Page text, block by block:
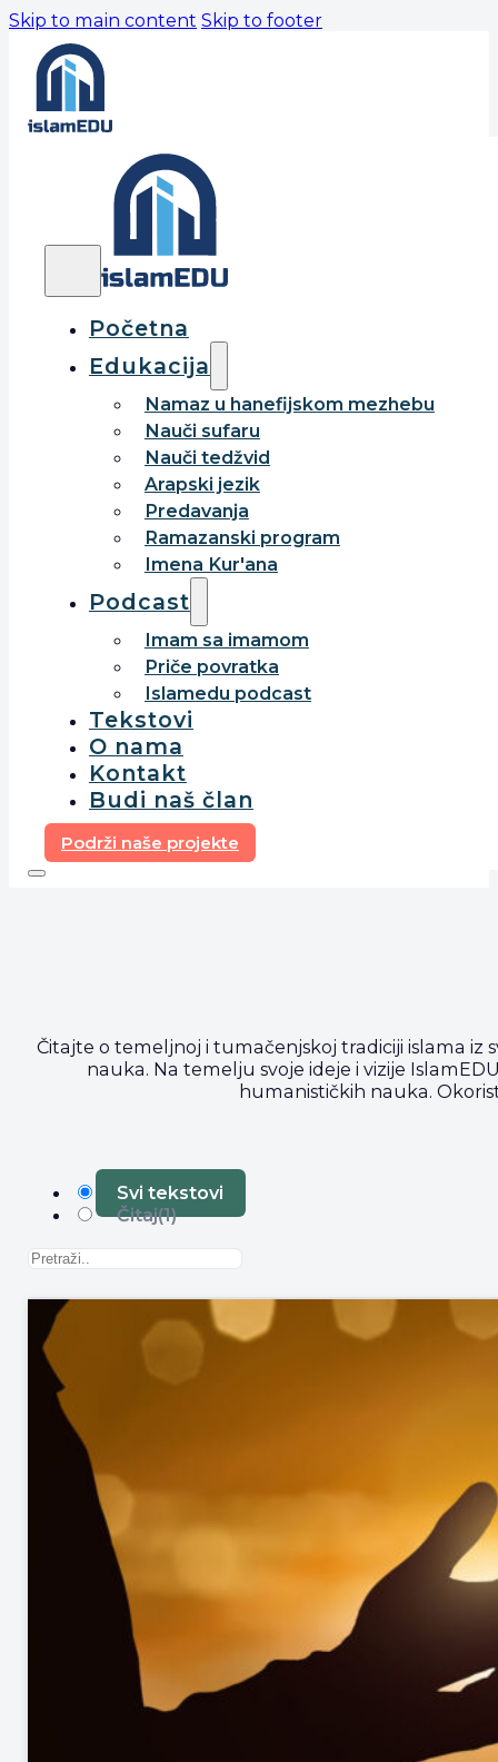
Skip to main content Skip to footer
Početna
Edukacija
Namaz u hanefijskom mezhebu
Nauči sufaru
Nauči tedžvid
Arapski jezik
Predavanja
Ramazanski program
Imena Kur'ana
Podcast
Imam sa imamom
Priče povratka
Islamedu podcast
Tekstovi
O nama
Kontakt
Budi naš član
Podrži naše projekte
Čitajte o temeljnoj i tumačenjskoj tradiciji islama iz
nauka. Na temelju svoje ideje i vizije
humanističkih nauka.
Svi tekstovi
Čitaj(1)